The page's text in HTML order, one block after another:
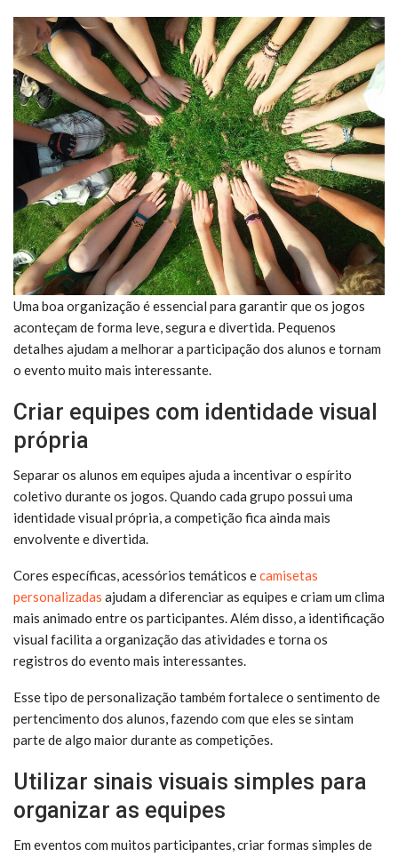
Uma boa organização é essencial para garantir que os jogos
aconteçam de forma leve, segura e divertida. Pequenos
detalhes ajudam a melhorar a participação dos alunos e tornam
o evento muito mais interessante.
Criar equipes com identidade visual
própria
Separar os alunos em equipes ajuda a incentivar o espírito
coletivo durante os jogos. Quando cada grupo possui uma
identidade visual própria, a competição fica ainda mais
envolvente e divertida.
Cores específicas, acessórios temáticos ecamisetas
personalizadas ajudam a diferenciar as equipes e criam um clima
mais animado entre os participantes. Além disso, a identificação
visual facilita a organização das atividades e torna os
registros do evento mais interessantes.
Esse tipo de personalização também fortalece o sentimento de
pertencimento dos alunos, fazendo com que eles se sintam
parte de algo maior durante as competições.
Utilizar sinais visuais simples para
organizar as equipes
Em eventos com muitos participantes, criar formas simples de